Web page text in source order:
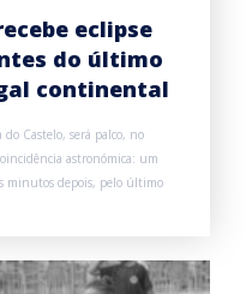
eclipse
do último
continental
Castelo, será palco, no
astronómica: um
minutos depois, pelo último